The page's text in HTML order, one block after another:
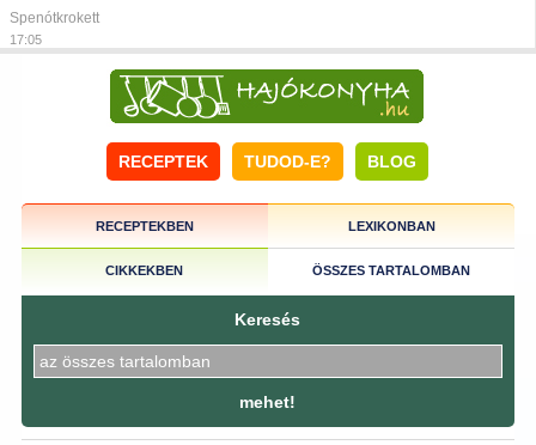
Spenótkrokett
17:05
RECEPTEK TUDOD-E? BLOG
RECEPTEKBEN LEXIKONBAN
CIKKEKBEN ÖSSZES TARTALOMBAN
Keresés
mehet!